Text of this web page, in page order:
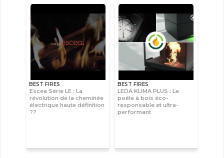
BEST FIRES
Escea Série LE : La
révolution de la cheminée
électrique haute définition
??
BEST FIRES
LEDA KLIMA PLUS : Le
poêle à bois éco-
responsable et ultra-
performant